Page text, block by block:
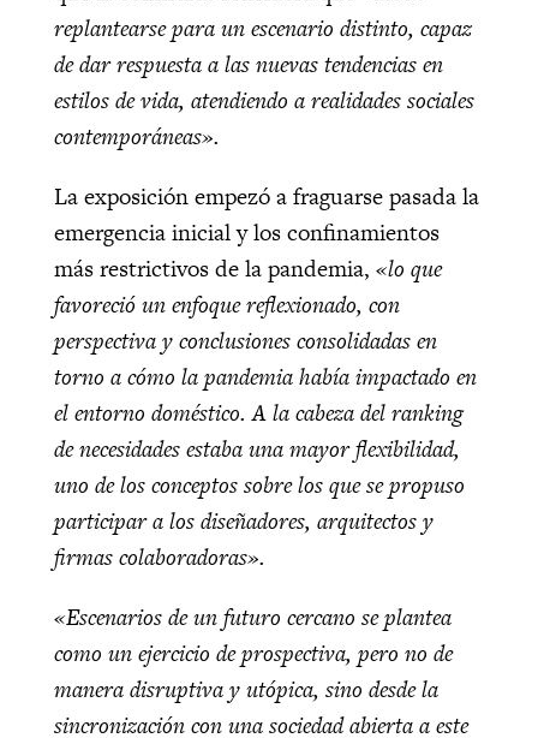
replantearse para un escenario distinto, capaz
de dar respuesta a las nuevas tendencias en
estilos de vida, atendiendo a realidades sociales
contemporáneas».
La exposición empezó a fraguarse pasada la
emergencia inicial y los confinamientos
más restrictivos de la pandemia, «lo que
favoreció un enfoque reflexionado, con
perspectiva y conclusiones consolidadas en
torno a cómo la pandemia había impactado en
el entorno doméstico. A la cabeza del ranking
de necesidades estaba una mayor flexibilidad,
uno de los conceptos sobre los que se propuso
participar a los diseñadores, arquitectos y
firmas colaboradoras».
«Escenarios de un futuro cercano se plantea
como un ejercicio de prospectiva, pero no de
manera disruptiva y utópica, sino desde la
sincronización con una sociedad abierta a este